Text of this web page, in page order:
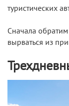
туристических
Сначала
вырваться из